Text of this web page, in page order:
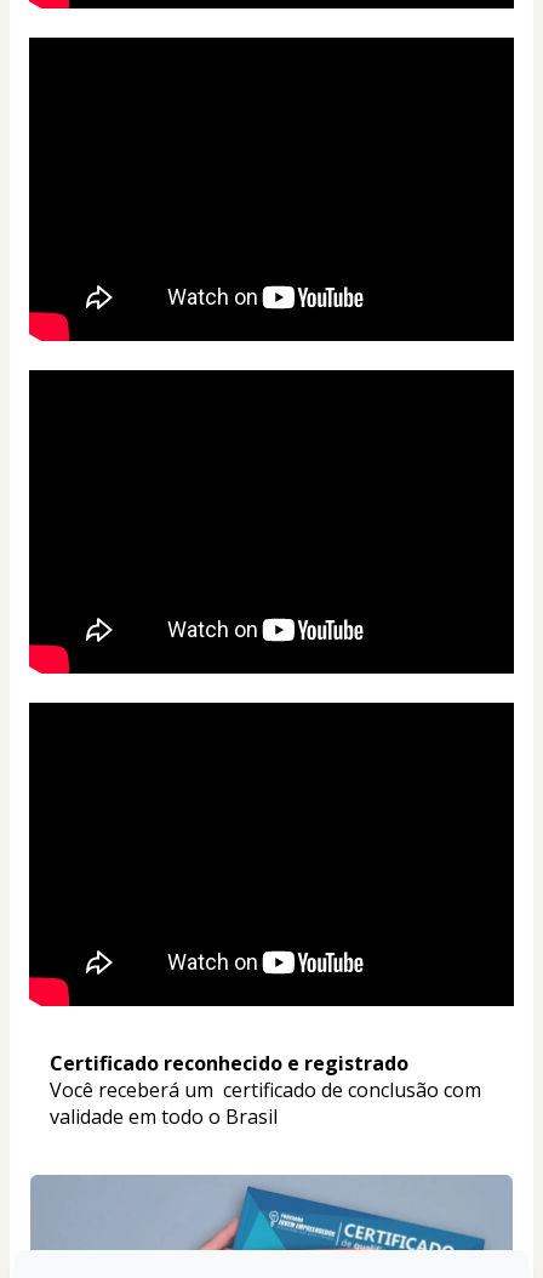
Certificado reconhecido e registrado
Você receberá um  certificado de conclusão com
validade em todo o Brasil